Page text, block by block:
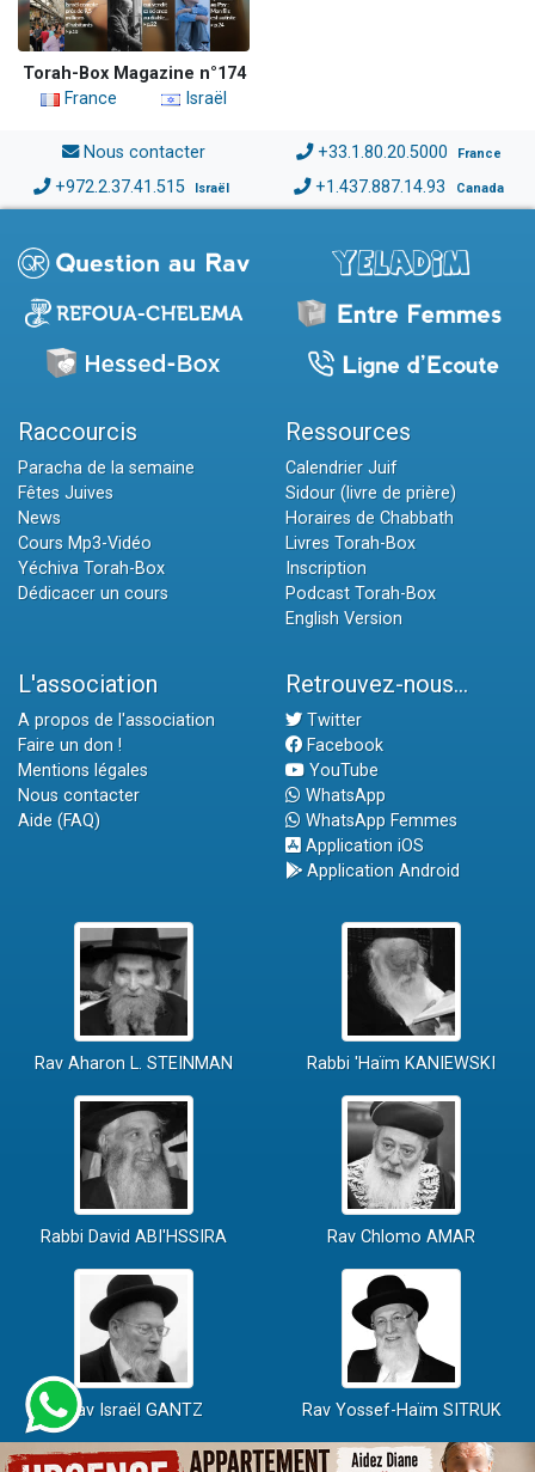
Torah-Box Magazine n°174
France
Israël
Nous contacter +33.1.80.20.5000 France
+972.2.37.41.515 Israël +1.437.887.14.93 Canada
Raccourcis
Paracha de la semaine
Fêtes Juives
News
Cours Mp3-Vidéo
Yéchiva Torah-Box
Dédicacer un cours
Ressources
Calendrier Juif
Sidour (livre de prière)
Horaires de Chabbath
Livres Torah-Box
Inscription
Podcast Torah-Box
English Version
L'association
A propos de l'association
Faire un don !
Mentions légales
Nous contacter
Aide (FAQ)
Retrouvez-nous...
Twitter
Facebook
YouTube
WhatsApp
WhatsApp Femmes
Application iOS
Application Android
Rav Aharon L. STEINMAN Rabbi 'Haïm KANIEWSKI
Rabbi David ABI'HSSIRA Rav Chlomo AMAR
Rav Israël GANTZ Rav Yossef-Haïm SITRUK